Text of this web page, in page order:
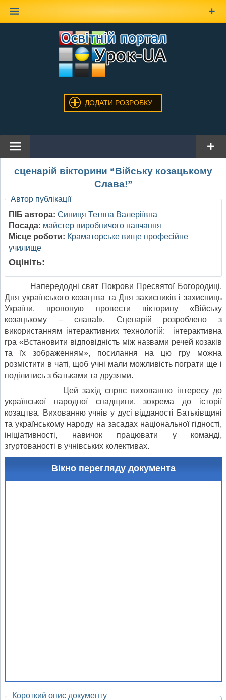
ДОДАТИ РОЗРОБКУ
сценарій вікторини “Війську козацькому
Слава!”
Автор публікації
ПІБ автора: Синиця Тетяна Валеріївна
Посада: майстер виробничого навчання
Місце роботи: Краматорське вище професійне
училище
Оцініть:
Напередодні свят Покрови Пресвятої Богородиці,
Дня українського козацтва та Дня захисників і захисниць
України, пропоную провести вікторину «Війську
козацькому – слава!». Сценарій розроблено з
використанням інтерактивних технологій: інтерактивна
гра «Встановити відповідність між назвами речей козаків
та їх зображенням», посилання на цю гру можна
розмістити в чаті, щоб учні мали можливість пограти ще і
поділитись з батьками та друзями.
Цей захід спряє вихованню інтересу до
української народної спадщини, зокрема до історії
козацтва. Вихованню учнів у дусі відданості Батьківщині
та українському народу на засадах національної гідності,
ініціативності, навичок працювати у команді,
згуртованості в учнівських колективах.
Вікно перегляду документа
Короткий опис документу